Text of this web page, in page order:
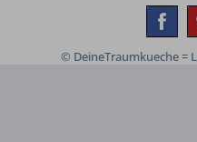
© DeineTraumkueche =